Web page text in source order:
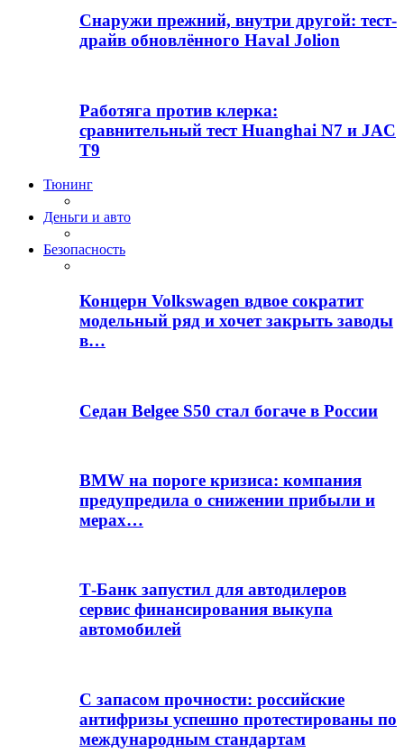
Снаружи прежний, внутри другой: тест-
драйв обновлённого Haval Jolion
Работяга против клерка:
сравнительный тест Huanghai N7 и JAC
T9
Тюнинг
Деньги и авто
Безопасность
Концерн Volkswagen вдвое сократит
модельный ряд и хочет закрыть заводы
в…
Седан Belgee S50 стал богаче в России
BMW на пороге кризиса: компания
предупредила о снижении прибыли и
мерах…
Т-Банк запустил для автодилеров
сервис финансирования выкупа
автомобилей
С запасом прочности: российские
антифризы успешно протестированы по
международным стандартам